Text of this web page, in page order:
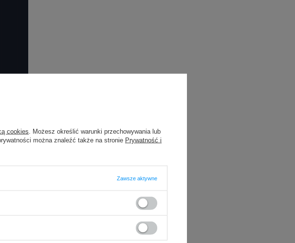
cookies . Możesz określić warunki przechowywania lub
można znaleźć także na stronie Prywatność i
Zawsze aktywne